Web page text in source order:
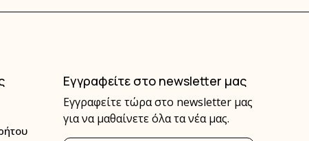
Εγγραφείτε στο newsletter μας
Εγγραφείτε τώρα στο newsletter μας
για να μαθαίνετε όλα τα νέα μας.